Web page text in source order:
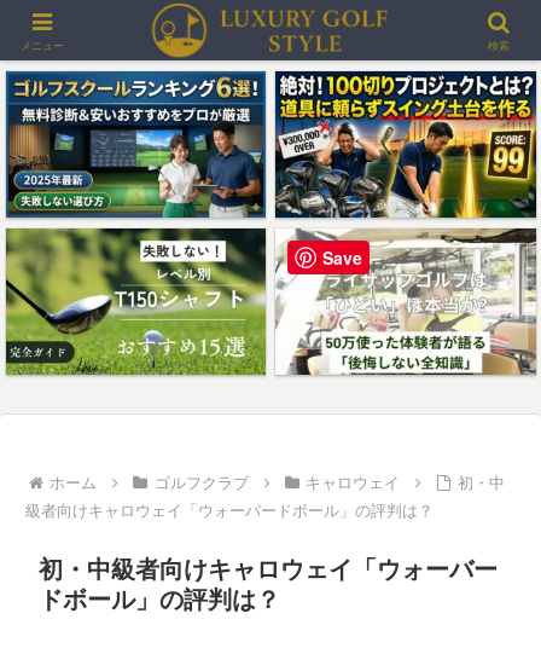
＞＞最大3000ポイントプレゼント！楽天GORAゴルフ場予約
ホーム ゴルフクラブ キャロウェイ
初・中
級者向けキャロウェイ「ウォーバードボール」の評判は？
初・中級者向けキャロウェイ「ウォーバー
ドボール」の評判は？
メニュー 検索
Save